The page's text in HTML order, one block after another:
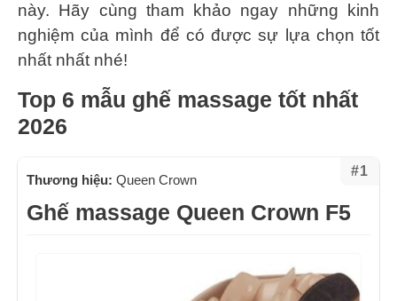
này. Hãy cùng tham khảo ngay những kinh
nghiệm của mình để có được sự lựa chọn tốt
nhất nhất nhé!
Top 6 mẫu ghế massage tốt nhất
2026
#1
Thương hiệu: Queen Crown
Ghế massage Queen Crown F5